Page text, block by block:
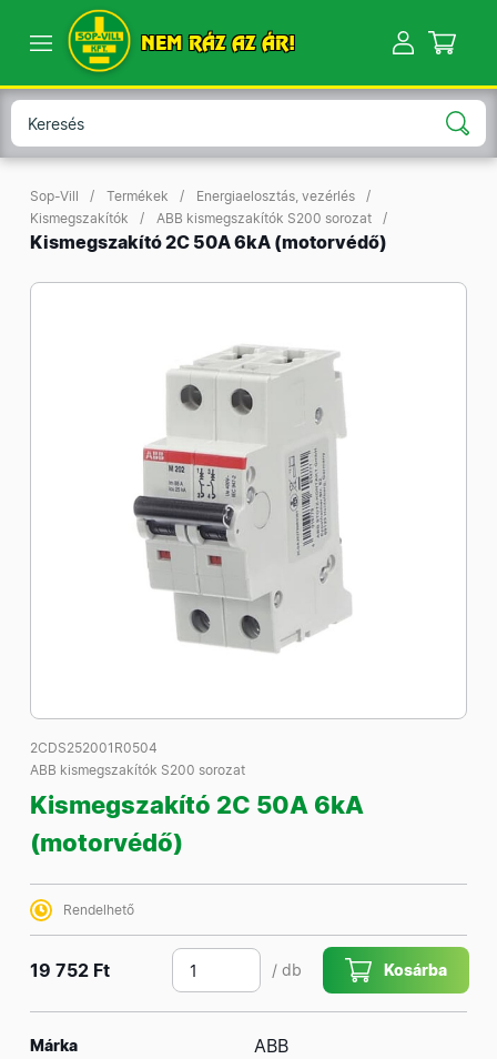
NEM RÁZ AZ ÁR!
Sop-Vill Termékek
Energiaelosztás, vezérlés
Kismegszakítók
ABB kismegszakítók S200 sorozat
Kismegszakító 2C 50A 6kA (motorvédő)
2CDS252001R0504
ABB kismegszakítók S200 sorozat
Kismegszakító 2C 50A 6kA
(motorvédő)
Rendelhető
19 752 Ft / db Kosárba
Márka ABB